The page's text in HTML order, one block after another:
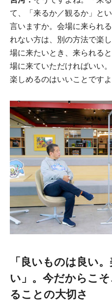
て、「来るか／観るか」と
言いますか。会場に来られ
れない方は、別の方法で楽
場に来たいとき、来られる
場に来ていただければいい
楽しめるのはいいことですよ
「良いものは良い
い」。今だからこ
ることの大切さ